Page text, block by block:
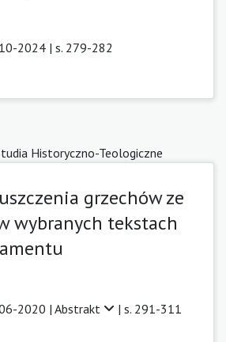
2024 | s. 279-282
Historyczno-Teologiczne
grzechów ze
wybranych tekstach
2020 | Abstrakt | s. 291-311